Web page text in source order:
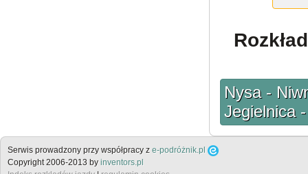
Nysa -
Jegielnica
Serwis prowadzony przy współpracy z e-podróżnik.pl
Copyright 2006-2013 by inventors.pl